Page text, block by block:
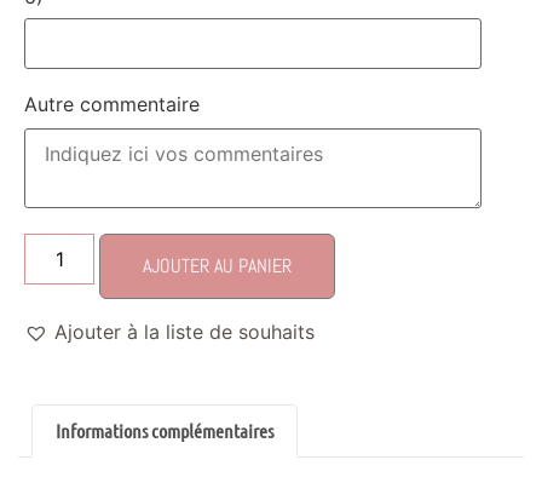
Autre commentaire
AJOUTER AU PANIER
Ajouter à la liste de souhaits
Informations complémentaires